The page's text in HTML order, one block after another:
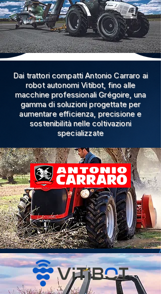
Dai trattori compatti Antonio Carraro ai
robot autonomi Vitibot, fino alle
macchine professionali Grégoire, una
gamma di soluzioni progettate per
aumentare efficienza, precisione e
sostenibilità nelle coltivazioni
specializzate